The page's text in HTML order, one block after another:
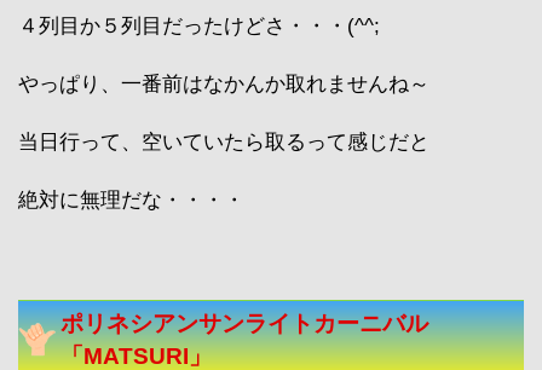
４列目か５列目だったけどさ・・・(^^;
やっぱり、一番前はなかんか取れませんね～
当日行って、空いていたら取るって感じだと
絶対に無理だな・・・・
ポリネシアンサンライトカーニバル
「MATSURI」